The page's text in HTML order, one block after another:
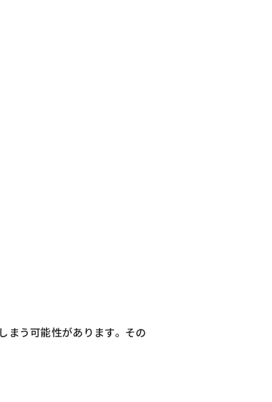
まう可能性があります。その